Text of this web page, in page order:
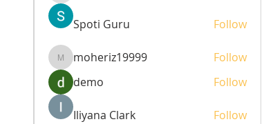
Spoti Guru Follow
moheriz19999
moheriz19999
Follow
demo
Follow
Iliyana Clark
Follow